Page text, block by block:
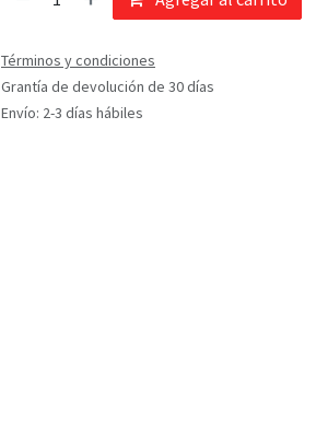
Términos y condiciones
Grantía de devolución de 30 días
Envío: 2-3 días hábiles